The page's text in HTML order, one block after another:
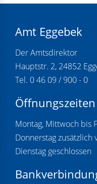
Amt Eggebek
Der Amtsdirektor
Hauptstr. 2, 24852
Tel. 0 46 09 / 900 - 0
Öffnungszeiten
Montag, Mittwoch bis
Donnerstag zusätzlich
Dienstag geschlossen